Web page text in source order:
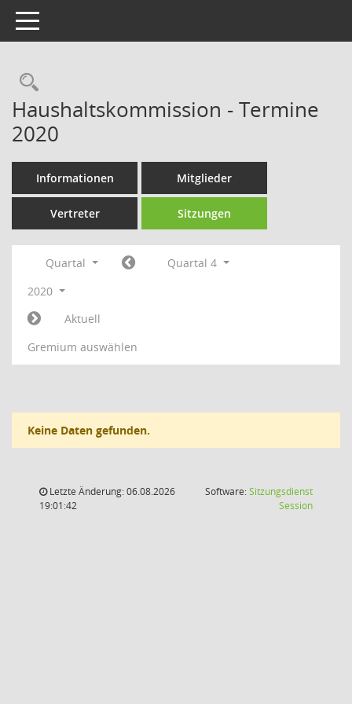
Toggle navigation
Rechercheauswahl
Haushaltskommission - Termine
2020
Informationen Mitglieder
Vertreter Sitzungen
Quartal
Quartal 4
2020
Aktuell
Gremium auswählen
Keine Daten gefunden.
Letzte Änderung: 06.08.2026
19:01:42
Software:Sitzungsdienst
Session(Wird in